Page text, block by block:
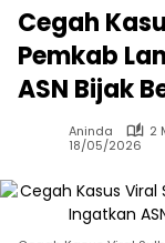
Cegah
Pemkab
ASN Bijak
Aninda
2
18/05/2026